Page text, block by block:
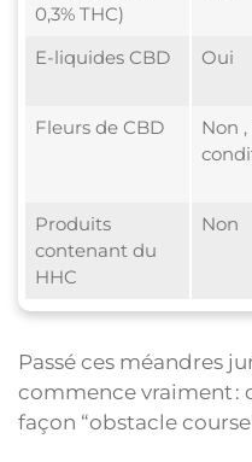
0,3% THC)
E-liquides CBD
Oui
Fleurs de CBD
Non ,
Produits
contenant du
HHC
Non
Passé ces méandres
commence vraiment :
façon “obstacle